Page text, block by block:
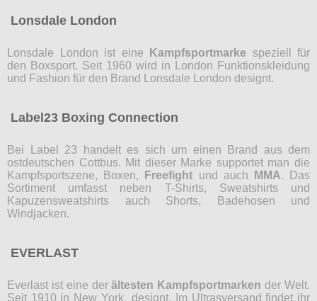
Lonsdale London
Lonsdale London ist eine Kampfsportmarke speziell für
den Boxsport. Seit 1960 wird in London Funktionskleidung
und Fashion für den Brand Lonsdale London designt.
Label23 Boxing Connection
Bei Label 23 handelt es sich um einen Brand aus dem
ostdeutschen Cottbus. Mit dieser Marke supportet man die
Kampfsportszene, Boxen,
Freefight und auch MMA. Das
Sortiment umfasst neben T-Shirts, Sweatshirts und
Kapuzensweatshirts auch Shorts, Badehosen und
Windjacken.
EVERLAST
Everlast ist eine derältesten Kampfsportmarken der Welt.
Seit 1910 in New York designt. Im Ultrasversand findet ihr